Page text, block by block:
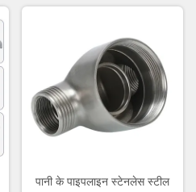
पानी के पाइपलाइन स्टेनलेस स्टील